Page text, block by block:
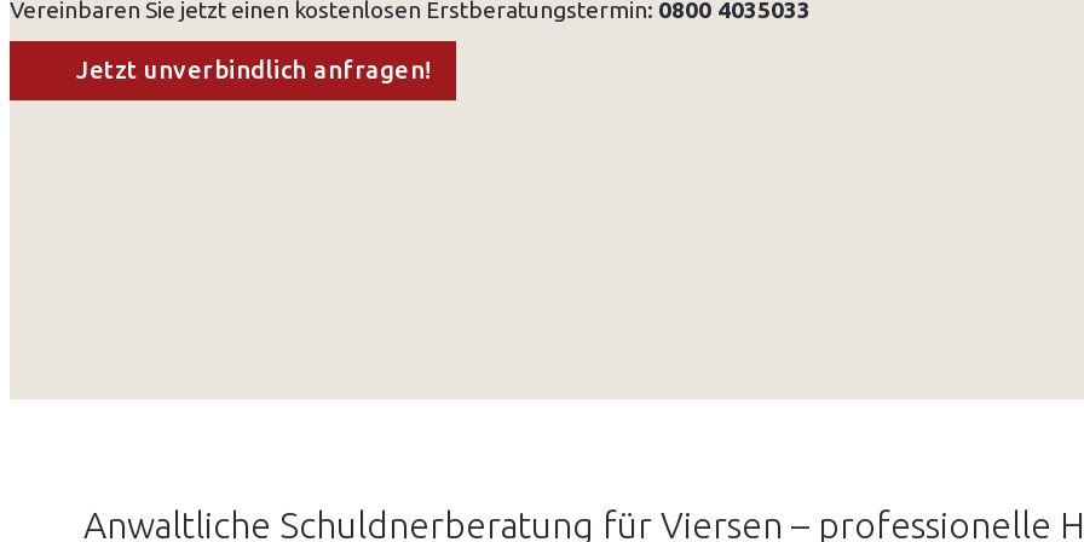
Vereinbaren Sie jetzt einen kostenlosen Erstberatungstermin: 0800 4035033
Jetzt unverbindlich anfragen!
Anwaltliche Schuldnerberatung für Viersen – professionelle